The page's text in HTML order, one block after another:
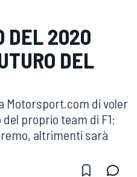
DEL 2020
DEL
Motorsport.com di voler
proprio team di F1:
altrimenti sarà